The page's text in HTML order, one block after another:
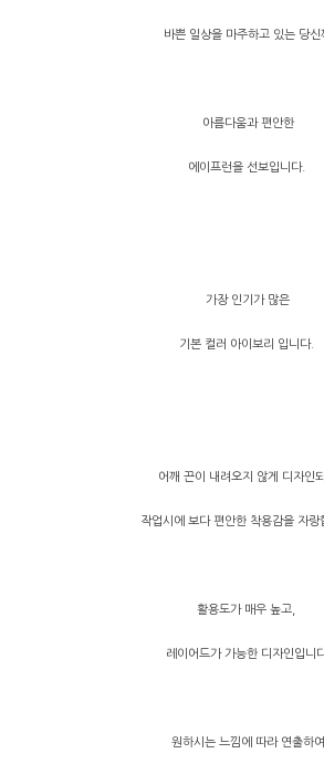
바쁜 일상을 마주하고 있는 당신
아름다움과 편안한
에이프런을 선보입니다.
가장 인기가 많은
기본 컬러 아이보리 입니다.
어깨 끈이 내려오지 않게 디자인
작업시에 보다 편안한 착용감을 자랑
활용도가 매우 높고,
레이어드가 가능한 디자인입니
원하시는 느낌에 따라 연출하여